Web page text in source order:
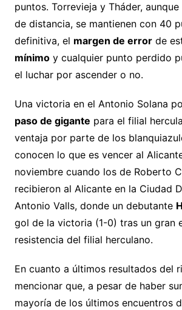
puntos. Torrevieja y Tháder,
de distancia, se mantienen con 40
definitiva, el margen de errorde
mínimoy cualquier punto perdido
el luchar por ascender o no.
Una victoria en el Antonio Solana
paso de gigante para el filial
ventaja por parte de los
conocen lo que es vencer al
noviembre cuando los de Roberto
recibieron al Alicante en la Ciudad
Antonio Valls, donde un debutante
gol de la victoria (1-0) tras un gran
resistencia del filial herculano.
En cuanto a últimos resultados del
mencionar que, a pesar de haber
mayoría de los últimos encuentros